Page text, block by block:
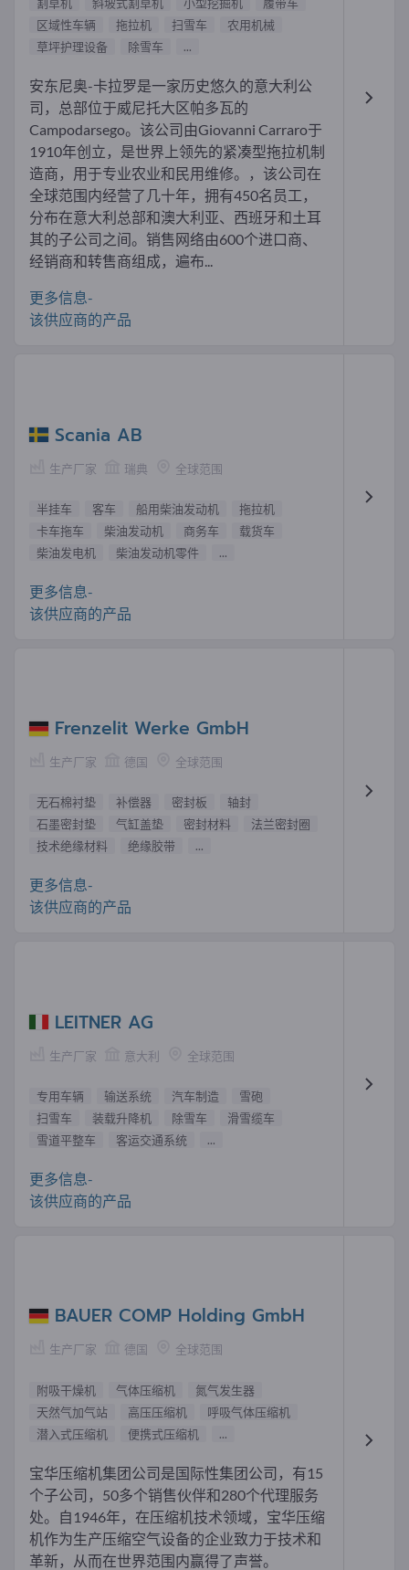
割草机 斜坡式割草机 小型挖掘机
履带车
区域性车辆
拖拉机 扫雪车
农用机械
草坪护理设备
除雪车 ...
安东尼奥-卡拉罗是一家历史悠久的意大利公
司，总部位于威尼托大区帕多瓦的
Campodarsego。该公司由Giovanni Carraro于
1910年创立，是世界上领先的紧凑型拖拉机制
造商，用于专业农业和民用维修。，该公司在
全球范围内经营了几十年，拥有450名员工，
分布在意大利总部和澳大利亚、西班牙和土耳
其的子公司之间。销售网络由600个进口商、
经销商和转售商组成，遍布...
更多信息-
该供应商的产品
Scania AB
生产厂家 瑞典 全球范围
半挂车 客车 船用柴油发动机
拖拉机
卡车拖车
柴油发动机 商务车
载货车
柴油发电机
柴油发动机零件 ...
更多信息-
该供应商的产品
Frenzelit Werke GmbH
生产厂家 德国 全球范围
无石棉衬垫 补偿器 密封板
轴封
石墨密封垫
气缸盖垫 密封材料
法兰密封圈
技术绝缘材料
绝缘胶带 ...
更多信息-
该供应商的产品
LEITNER AG
生产厂家 意大利 全球范围
专用车辆 输送系统 汽车制造
雪砲
扫雪车
装载升降机 除雪车
滑雪缆车
雪道平整车
客运交通系统 ...
更多信息-
该供应商的产品
BAUER COMP Holding GmbH
生产厂家 德国 全球范围
附吸干燥机 气体压缩机
氮气发生器
天然气加气站
高压压缩机
呼吸气体压缩机
潜入式压缩机
便携式压缩机 ...
宝华压缩机集团公司是国际性集团公司，有15
个子公司，50多个销售伙伴和280个代理服务
处。自1946年，在压缩机技术领域，宝华压缩
机作为生产压缩空气设备的企业致力于技术和
革新，从而在世界范围内赢得了声誉。